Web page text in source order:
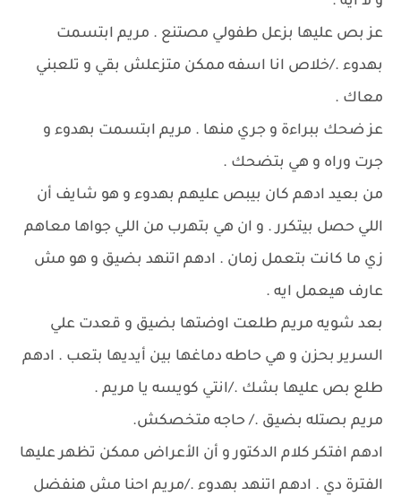
عز بص عليها بزعل طفولي مصتنع . مريم ابتسمت
بهدوء ./خلاص انا اسفه ممكن متزعلش بقي و تلعبني
معاك .
عز ضحك ببراءة و جري منها . مريم ابتسمت بهدوء و
جرت وراه و هي بتضحك .
من بعيد ادهم كان بيبص عليهم بهدوء و هو شايف أن
اللي حصل بيتكرر . و ان هي بتهرب من اللي جواها معاهم
زي ما كانت بتعمل زمان . ادهم اتنهد بضيق و هو مش
عارف هيعمل ايه .
بعد شويه مريم طلعت اوضتها بضيق و قعدت علي
السرير بحزن و هي حاطه دماغها بين أيديها بتعب . ادهم
طلع بص عليها بشك ./انتي كويسه يا مريم .
مريم بصتله بضيق ./ حاجه متخصكش.
ادهم افتكر كلام الدكتور و أن الأعراض ممكن تظهر عليها
الفترة دي . ادهم اتنهد بهدوء ./مريم احنا مش هنفضل